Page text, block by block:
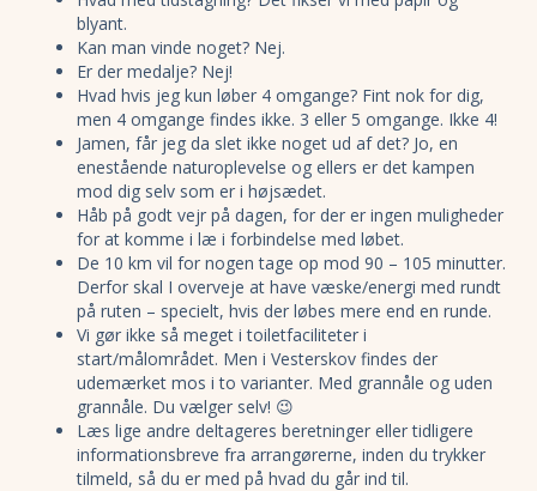
blyant.
Kan man vinde noget? Nej.
Er der medalje? Nej!
Hvad hvis jeg kun løber 4 omgange? Fint nok for dig,
men 4 omgange findes ikke. 3 eller 5 omgange. Ikke 4!
Jamen, får jeg da slet ikke noget ud af det? Jo, en
enestående naturoplevelse og ellers er det kampen
mod dig selv som er i højsædet.
Håb på godt vejr på dagen, for der er ingen muligheder
for at komme i læ i forbindelse med løbet.
De 10 km vil for nogen tage op mod 90 – 105 minutter.
Derfor skal I overveje at have væske/energi med rundt
på ruten – specielt, hvis der løbes mere end en runde.
Vi gør ikke så meget i toiletfaciliteter i
start/målområdet. Men i Vesterskov findes der
udemærket mos i to varianter. Med grannåle og uden
grannåle. Du vælger selv! 😉
Læs lige andre deltageres beretninger eller tidligere
informationsbreve fra arrangørerne, inden du trykker
tilmeld, så du er med på hvad du går ind til.